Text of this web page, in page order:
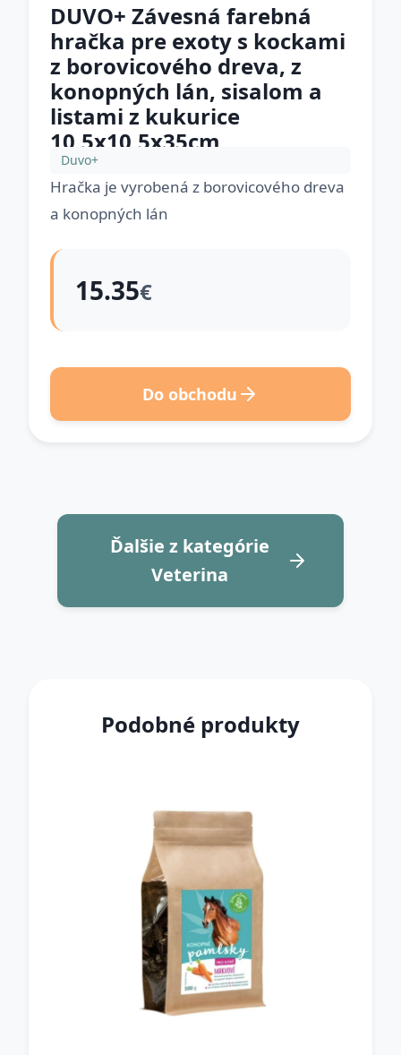
DUVO+ Závesná farebná
hračka pre exoty s kockami
z borovicového dreva, z
konopných lán, sisalom a
listami z kukurice
10,5x10,5x35cm
Duvo+
Hračka je vyrobená z borovicového dreva
a konopných lán
15.35€
Do obchodu
Ďalšie z kategórie
Veterina
Podobné produkty